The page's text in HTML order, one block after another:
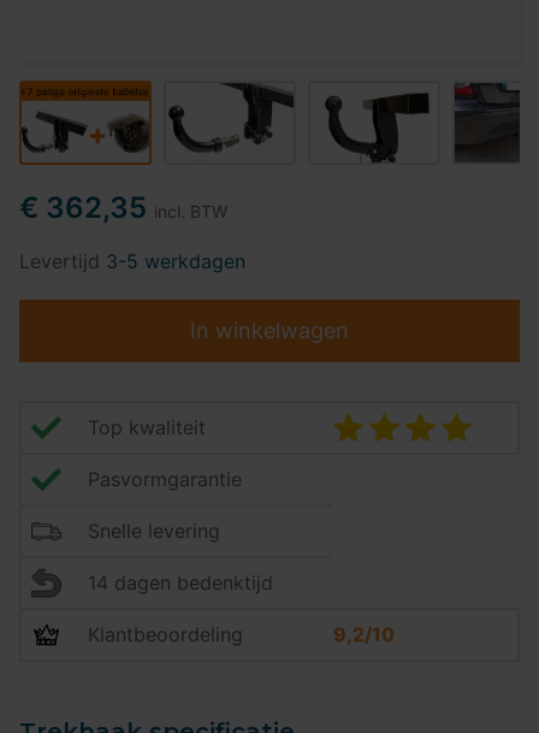
€ 362,35 incl. BTW
Levertijd 3-5 werkdagen
In winkelwagen
Top kwaliteit
Pasvormgarantie
Snelle levering
14 dagen bedenktijd
Klantbeoordeling 9,2/10